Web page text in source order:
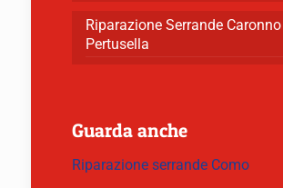
Riparazione Serrande Caronno
Pertusella
Guarda anche
Riparazione serrande Como